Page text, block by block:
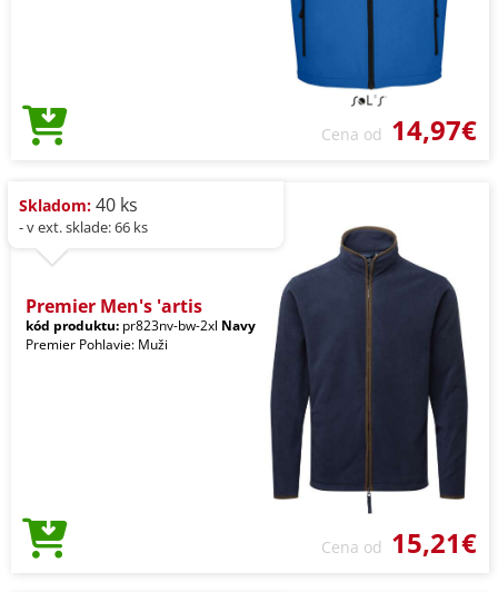
Cena od 14,97€
Skladom: 40 ks
- v ext. sklade: 66 ks
Premier Men's 'artis
kód produktu: pr823nv-bw-2xl Navy
Premier Pohlavie: Muži
Cena od 15,21€